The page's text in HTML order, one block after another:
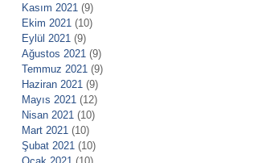
Kasım 2021 (9)
Ekim 2021 (10)
Eylül 2021 (9)
Ağustos 2021 (9)
Temmuz 2021 (9)
Haziran 2021 (9)
Mayıs 2021 (12)
Nisan 2021 (10)
Mart 2021 (10)
Şubat 2021 (10)